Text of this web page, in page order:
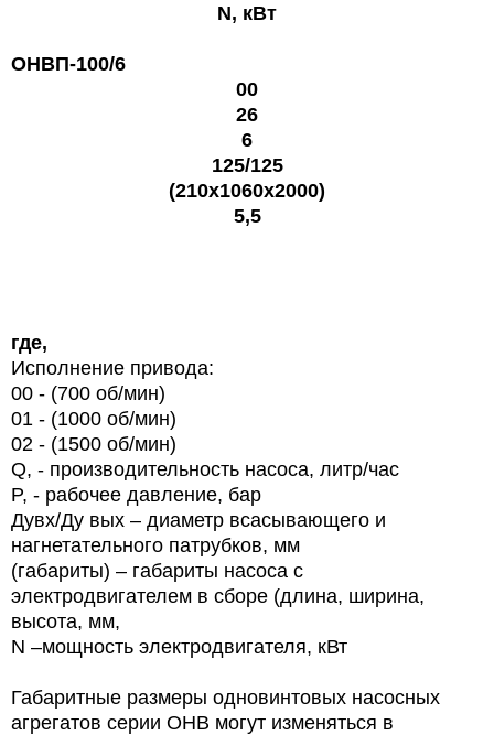
N, кВт
ОНВП-100/6
00
26
6
125/125
(210х1060х2000)
5,5
где,
Исполнение привода:
00 - (700 об/мин)
01 - (1000 об/мин)
02 - (1500 об/мин)
Q, - производительность насоса, литр/час
P, - рабочее давление, бар
Дувх/Ду вых – диаметр всасывающего и
нагнетательного патрубков, мм
(габариты) – габариты насоса с
электродвигателем в сборе (длина, ширина,
высота, мм,
N –мощность электродвигателя, кВт
Габаритные размеры одновинтовых насосных
агрегатов серии ОНВ могут изменяться в